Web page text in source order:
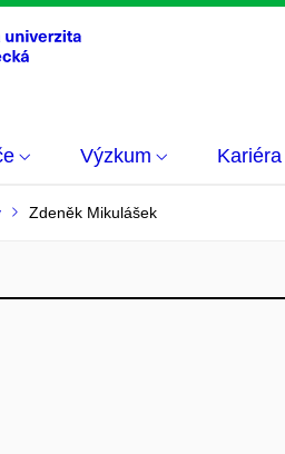
Výzkum Kariéra
Zdeněk Mikulášek